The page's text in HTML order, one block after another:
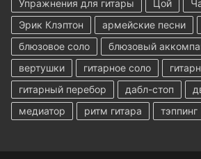
Упражнения для гитары
Цой
Эрик Клэптон
армейские песни
блюзовое соло
блюзовый
вертушки
гитарное соло
гитарный перебор
дабл-стоп
медиатор
ритм гитара тэппинг